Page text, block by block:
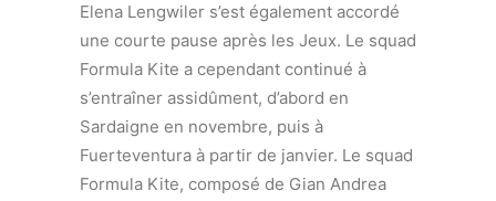
Elena Lengwiler s’est également accordé
une courte pause après les Jeux. Le squad
Formula Kite a cependant continué à
s’entraîner assidûment, d’abord en
Sardaigne en novembre, puis à
Fuerteventura à partir de janvier. Le squad
Formula Kite, composé de Gian Andrea